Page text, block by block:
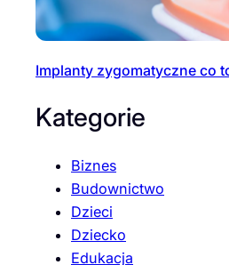
Implanty zygomatyczne co
Kategorie
Biznes
Budownictwo
Dzieci
Dziecko
Edukacja